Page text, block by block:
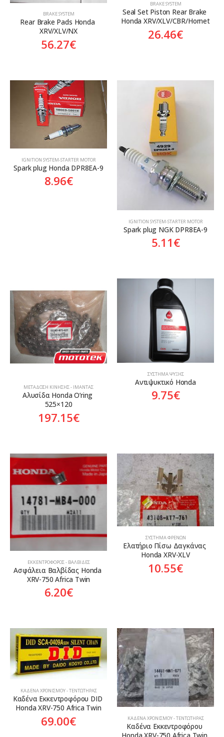
BRAKE SYSTEM
Rear Brake Pads Honda
XRV/XLV/NX
56.27€
BRAKE SYSTEM
Seal Set Piston Rear Brake
Honda XRV/XLV/CBR/Hornet
26.46€
ΙGNITION SYSTEM-STARTER MOTOR
Spark plug Honda DPR8EA-9
8.96€
ΙGNITION SYSTEM-STARTER MOTOR
Spark plug NGK DPR8EA-9
5.11€
ΜΕΤΆΔΟΣΗ ΚΊΝΗΣΗΣ - ΙΜΆΝΤΑΣ
Αλυσίδα Honda O’ring
525×120
197.15€
ΣΎΣΤΗΜΑ ΨΎΞΗΣ
Αντιψυκτικό Honda
9.75€
ΕΚΚΕΝΤΡΟΦΌΡΟΣ - ΒΑΛΒΊΔΕΣ
Ασφάλεια Βαλβίδας Honda
XRV-750 Africa Twin
6.20€
ΣΎΣΤΗΜΑ ΦΡΈΝΩΝ
Ελατήριο Πίσω Δαγκάνας
Honda XRV-XLV
10.55€
ΚΑΔΈΝΑ ΧΡΟΝΙΣΜΟΎ - ΤΕΝΤΩΤΉΡΑΣ
Καδένα Εκκεντροφόρου DID
Honda XRV-750 Africa Twin
69.00€ ΚΑΔΈΝΑ ΧΡΟΝΙΣΜΟΎ - ΤΕΝΤΩΤΉΡΑΣ
Καδένα Εκκεντροφόρου